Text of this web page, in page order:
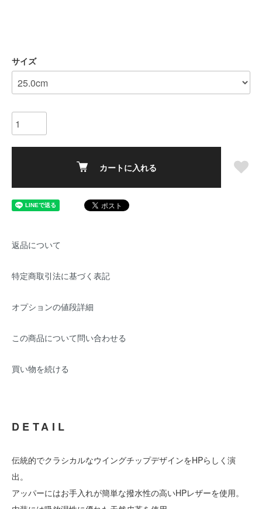
サイズ
カートに入れる
返品について
特定商取引法に基づく表記
オプションの値段詳細
この商品について問い合わせる
買い物を続ける
DETAIL
伝統的でクラシカルなウイングチップデザインをHPらしく演
出。
アッパーにはお手入れが簡単な撥水性の高いHPレザーを使用。